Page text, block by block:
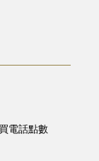
電話點數